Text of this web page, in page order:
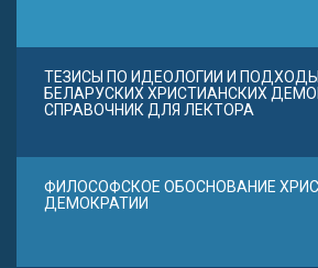
ТЕЗИСЫ ПО ИДЕОЛОГИИ И
БЕЛАРУСКИХ ХРИСТИАНСКИХ
СПРАВОЧНИК ДЛЯ ЛЕКТОРА
ФИЛОСОФСКОЕ ОБОСНОВАНИЕ
ДЕМОКРАТИИ